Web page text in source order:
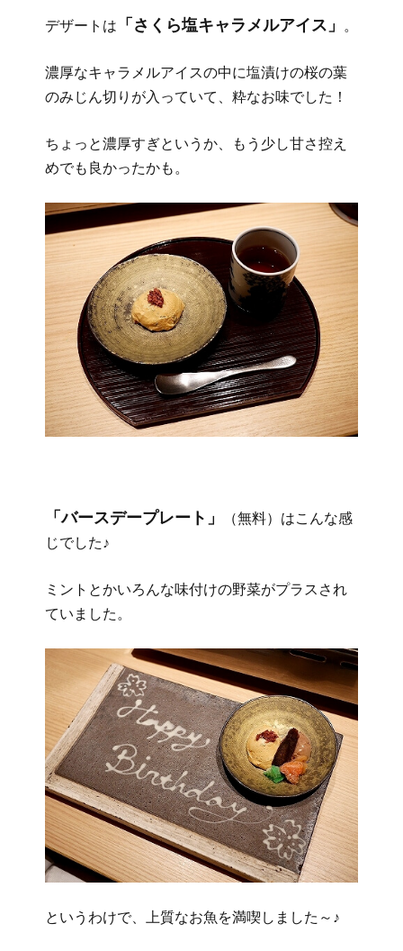
デザートは 「さくら塩キャラメルアイス」 。
濃厚なキャラメルアイスの中に塩漬けの桜の葉
のみじん切りが入っていて、粋なお味でした！
ちょっと濃厚すぎというか、もう少し甘さ控え
めでも良かったかも。
「バースデープレート」
（無料）はこんな感
じでした♪
ミントとかいろんな味付けの野菜がプラスされ
ていました。
というわけで、上質なお魚を満喫しました～♪